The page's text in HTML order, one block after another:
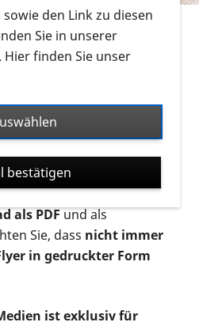
PRO RETINA-Website
Menschen an.
sämtliches Infomaterial
um ausschließlich
Audios oder Videos zu
und Broschüren werden in
angeboten: zur
als gedruckte Variante
als PDFund als
Sie, dass nicht immer
in gedruckter Form
ist exklusiv für
den Link zu diesen
Sie in unserer
. Hier finden Sie unser
bestätigen